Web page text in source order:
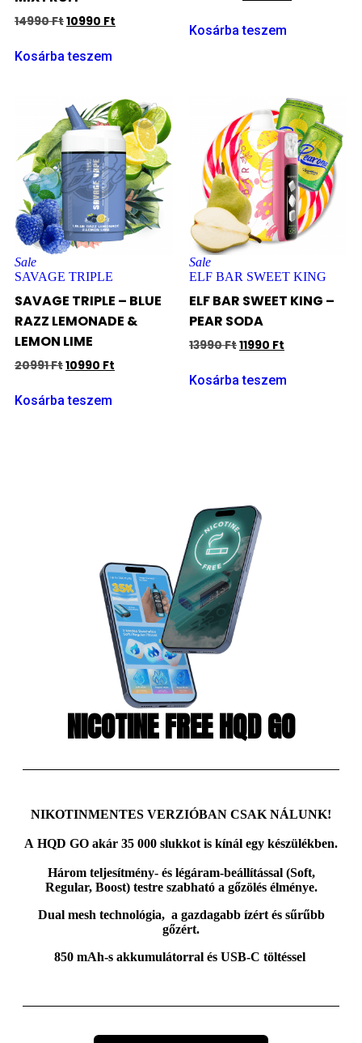
14990Ft10990 Ft
Kosárba teszem
Kosárba teszem
Sale
SAVAGE TRIPLE
SAVAGE TRIPLE – BLUE
RAZZ LEMONADE &
LEMON LIME
20991Ft10990 Ft
Kosárba teszem
Sale
ELF BAR SWEET KING
ELF BAR SWEET KING –
PEAR SODA
13990Ft11990 Ft
Kosárba teszem
NICOTINE FREE HQD GO
NIKOTINMENTES VERZIÓBAN CSAK NÁLUNK!
A HQD GO akár 35 000 slukkot is kínál egy készülékben.
Három teljesítmény- és légáram-beállítással (Soft,
Regular, Boost) testre szabható a gőzölés élménye.
Dual mesh technológia, a gazdagabb ízért és sűrűbb
gőzért.
850 mAh-s akkumulátorralés USB-C töltéssel